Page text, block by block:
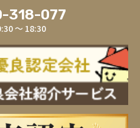
318-077
～ 18:30